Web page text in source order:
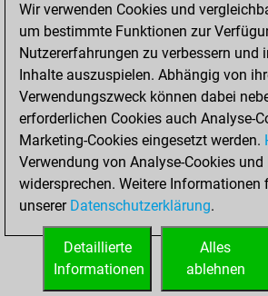
Matt auf vollem Brett
Bauer setzt Matt
Erstickte Matts
Unterverwandlungen
Türme auf der siebten
STARTSEITE
Wir verwenden Cookies und
um bestimmte Funktionen zur
Nutzererfahrungen zu verbessern und
Inhalte auszuspielen. Abhängig von
Verwendungszweck können dabei
erforderlichen Cookies auch Analyse-
Marketing-Cookies eingesetzt werden.
Verwendung von Analyse-Cookies
widersprechen. Weitere Informationen
unserer Datenschutzerklärung.
Alles
ablehnen
Detaillierte
Informationen